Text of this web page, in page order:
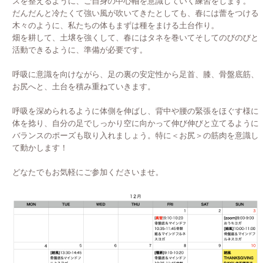
だんだんと冷たくて強い風が吹いてきたとしても、春には蕾をつける
木々のように、私たちの体もまずは種をまける土台作り。
畑を耕して、土壌を強くして、春にはタネを巻いてそしてのびのびと
活動できるように、準備が必要です。
呼吸に意識を向けながら、足の裏の安定性から足首、膝、骨盤底筋、
お尻へと、土台を積み重ねていきます。
呼吸を深められるように体側を伸ばし、背中や腰の緊張をほぐす様に
体を捻り、自分の足でしっかり空に向かって伸び伸びと立てるように
バランスのポーズも取り入れましょう。特に＜お尻＞の筋肉を意識し
て動かします！
どなたでもお気軽にご参加くださいませ。